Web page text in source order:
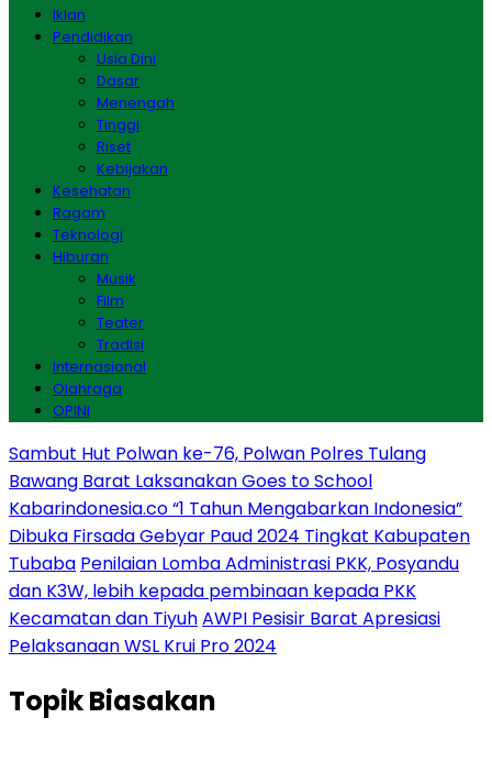
Iklan
Pendidikan
Usia Dini
Dasar
Menengah
Tinggi
Riset
Kebijakan
Kesehatan
Ragam
Teknologi
Hiburan
Musik
Film
Teater
Tradisi
Internasional
Olahraga
OPINI
Sambut Hut Polwan ke-76, Polwan Polres Tulang
Bawang Barat Laksanakan Goes to School
Kabarindonesia.co “1 Tahun Mengabarkan Indonesia”
Dibuka Firsada Gebyar Paud 2024 Tingkat Kabupaten
Tubaba Penilaian Lomba Administrasi PKK, Posyandu
dan K3W, lebih kepada pembinaan kepada PKK
Kecamatan dan TiyuhAWPI Pesisir Barat Apresiasi
Pelaksanaan WSL Krui Pro 2024
TopikBiasakan